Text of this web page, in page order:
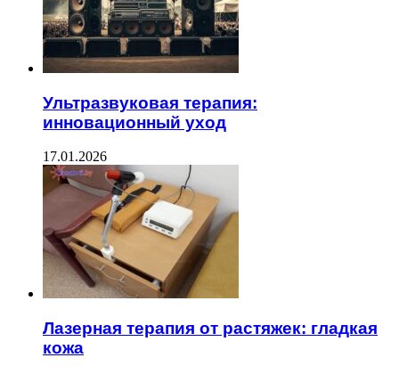
Ультразвуковая терапия:
инновационный уход
17.01.2026
Лазерная терапия от растяжек: гладкая
кожа